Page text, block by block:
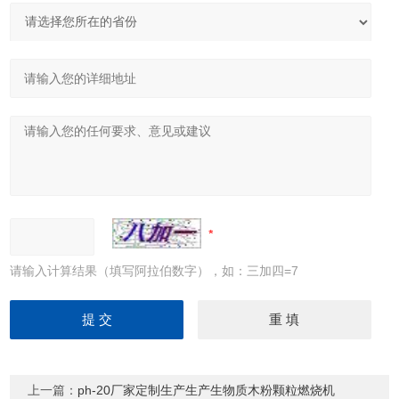
请输入计算结果（填写阿拉伯数字），如：三加四=7
上一篇： ph-20厂家定制生产生产生物质木粉颗粒燃烧机